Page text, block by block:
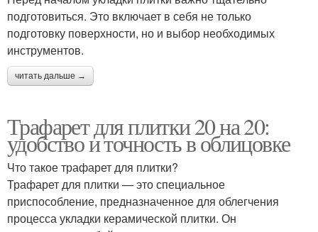
подготовиться. Это включает в себя не только
подготовку поверхности, но и выбор необходимых
инструментов.
читать дальше →
Трафарет для плитки 20 на 20:
удобство и точность в облицовке
Что такое трафарет для плитки?
Трафарет для плитки — это специальное
приспособление, предназначенное для облегчения
процесса укладки керамической плитки. Он